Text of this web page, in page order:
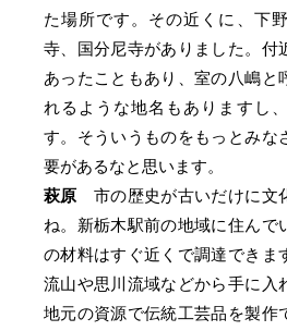
た場所です。その近くに、下
寺、国分尼寺がありました。付
あったこともあり、室の八嶋と
れるような地名もありますし
す。そういうものをもっとみな
要があるなと思います。
萩原 市の歴史が古いだけに文
ね。新栃木駅前の地域に住んで
の材料はすぐ近くで調達できま
流山や思川流域などから手に入
地元の資源で伝統工芸品を製作